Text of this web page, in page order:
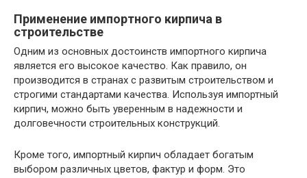
Применение импортного кирпича в
строительстве
Одним из основных достоинств импортного кирпича
является его высокое качество. Как правило, он
производится в странах с развитым строительством и
строгими стандартами качества. Используя импортный
кирпич, можно быть уверенным в надежности и
долговечности строительных конструкций.
Кроме того, импортный кирпич обладает богатым
выбором различных цветов, фактур и форм. Это